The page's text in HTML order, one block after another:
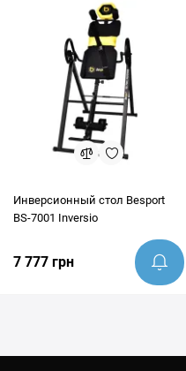
Инверсионный стол Besport
BS-7001 Inversio
7 777 грн